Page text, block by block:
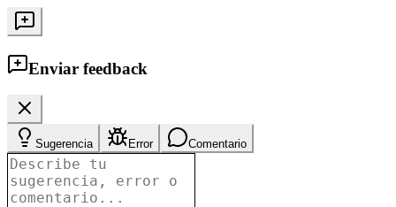
Enviar feedback
Sugerencia Error Comentario